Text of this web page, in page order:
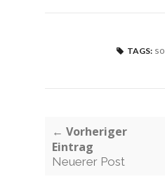
TAGS:
← Vorheriger
Eintrag
Neuerer Post